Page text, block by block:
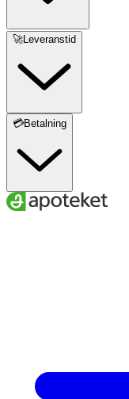
🚀Leveranstid
💳Betalning